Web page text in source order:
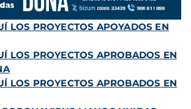
LOS PROYECTOS APOYADOS EN
LOS PROYECTOS APROBADOS EN
LOS PROYECTOS APROBADOS EN